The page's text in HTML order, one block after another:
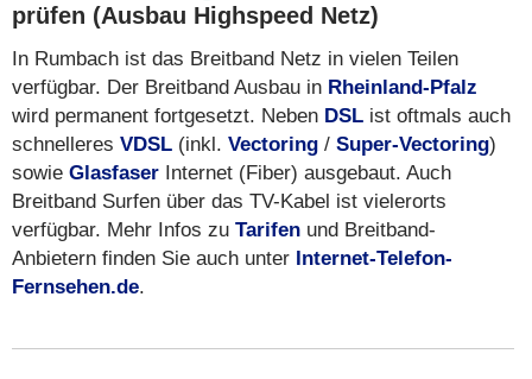
prüfen (Ausbau Highspeed Netz)
In Rumbach ist das Breitband Netz in vielen Teilen
verfügbar. Der Breitband Ausbau in Rheinland-Pfalz
wird permanent fortgesetzt. Neben DSL ist oftmals auch
schnelleres VDSL (inkl. Vectoring / Super-Vectoring)
sowie Glasfaser Internet (Fiber) ausgebaut. Auch
Breitband Surfen über das TV-Kabel ist vielerorts
verfügbar. Mehr Infos zu Tarifen und Breitband-
Anbietern finden Sie auch unter Internet-Telefon-
Fernsehen.de.